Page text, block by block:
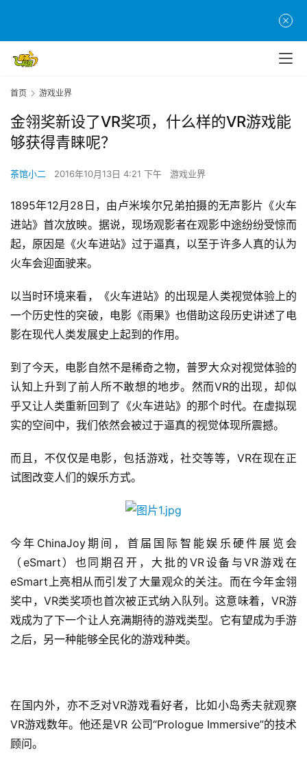
首
首页 游戏业界
金翎奖新设了VR奖项，什么样的VR游戏能
够获得青睐呢？
茶馆小二 2016年10月13日 4:21 下午 游戏业界
1895年12月28日，由卢米埃尔兄弟拍摄的无声影片《火车
进站》首次放映。据说，现场观影者在观影中途纷纷受惊而
起，原因是《火车进站》过于逼真，以至于许多人真的认为
火车会迎面驶来。
以当时环境来看，《火车进站》的出现是人类视觉体验上的
一个历史性的突破，电影《雨果》也借助这段历史讲述了电
影在现代人类发展史上起到的作用。
到了今天，电影自然不是稀奇之物，普罗大众对视觉体验的
认知上升到了前人所不敢想的地步。然而VR的出现，却似
乎又让人类重新回到了《火车进站》的那个时代。在虚拟现
实的空间中，我们依然会被过于逼真的视觉体现所震撼。
而且，不仅仅是电影，包括游戏，社交等等，VR在现在正
试图改变人们的娱乐方式。
今年ChinaJoy期间，首届国际智能娱乐硬件展览会
（eSmart）也同期召开，大批的VR设备与VR游戏在
eSmart上亮相从而引发了大量观众的关注。而在今年金翎
奖中，VR类奖项也首次被正式纳入队列。这意味着，VR游
戏成为了下一个让人充满期待的游戏类型。它有望成为手游
之后，另一种能够全民化的游戏种类。
在国内外，亦不乏对VR游戏看好者，比如小岛秀夫就观察
VR游戏数年。他还是VR 公司“Prologue Immersive”的技术
顾问。